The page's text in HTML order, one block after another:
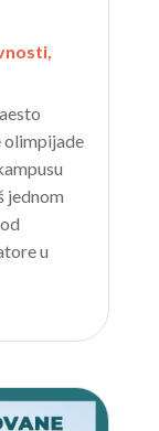
,
olimpijade
jednom
u